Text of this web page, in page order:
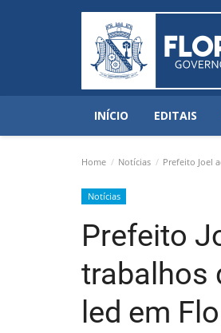
INÍCIO EDITAIS
Home Notícias Prefeito Joel
Notícias
Prefeito
trabalhos
led em